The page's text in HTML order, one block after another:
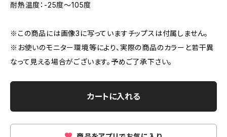
耐熱温度：-25度〜105度
※この商品には画像3に写っていますチップスは付属しません。
※お使いのモニター環境等により、実際の商品のカラーと若干異
なって見える場合がございます。予めご了承下さい。
カートに入れる